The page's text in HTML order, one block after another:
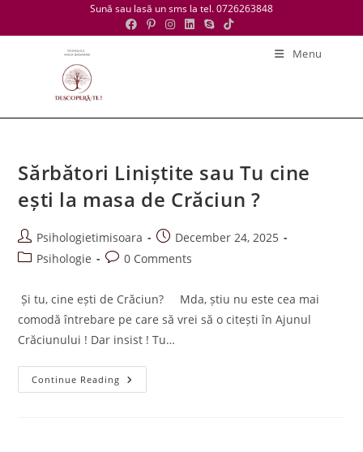
Sună sau lasă un sms la tel. 0726263848
Menu
Sărbători Liniștite sau Tu cine
ești la masa de Crăciun ?
Post
author:
Psihologietimisoara
Post
published:
December 24, 2025
PostPsihologie
Post0 Comments
Și tu, cine ești de Crăciun? Mda, știu nu este cea mai
comodă întrebare pe care să vrei să o citești în Ajunul
Crăciunului ! Dar insist ! Tu…
Continue Reading Sărbători
Liniștite